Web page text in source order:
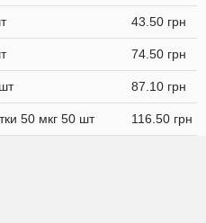
43.50 грн
74.50 грн
87.10 грн
50 мкг 50 шт 116.50 грн